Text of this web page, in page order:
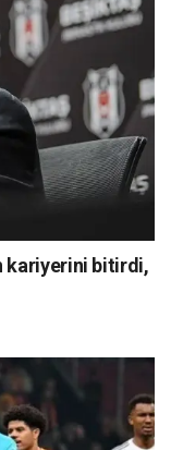
kariyerini bitirdi,